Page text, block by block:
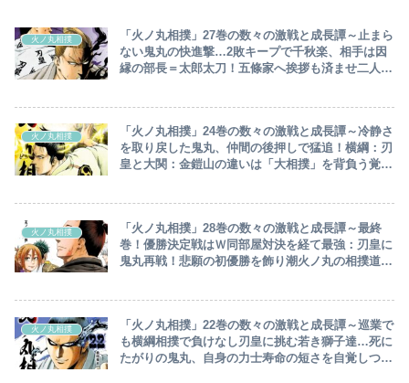
火ノ丸相撲
「火ノ丸相撲」27巻の数々の激戦と成長譚～止まら
ない鬼丸の快進撃…2敗キープで千秋楽、相手は因
縁の部長＝太郎太刀！五條家へ挨拶も済ませ二人三
火ノ丸相撲
「火ノ丸相撲」24巻の数々の激戦と成長譚～冷静さ
を取り戻した鬼丸、仲間の後押しで猛追！横綱：刃
皇と大関：金鎧山の違いは「大相撲」を背負う覚悟
火ノ丸相撲
「火ノ丸相撲」28巻の数々の激戦と成長譚～最終
巻！優勝決定戦はＷ同部屋対決を経て最強：刃皇に
鬼丸再戦！悲願の初優勝を飾り潮火ノ丸の相撲道、
火ノ丸相撲
「火ノ丸相撲」22巻の数々の激戦と成長譚～巡業で
も横綱相撲で負けなし刃皇に挑む若き獅子達…死に
たがりの鬼丸、自身の力士寿命の短さを自覚しつつ